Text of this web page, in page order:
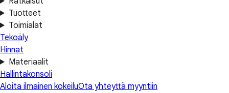
Tuotteet
Toimialat
Tekoäly
Hinnat
Materiaalit
Hallintakonsoli
Aloita ilmainen kokeiluOta yhteyttä myyntiin